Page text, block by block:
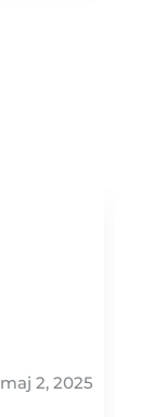
maj 2, 2025